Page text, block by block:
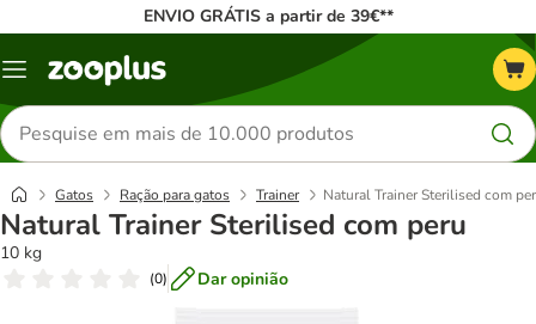
ENVIO GRÁTIS a partir de 39€**
Menu
Pesquisar
produtos
Gatos Ração para gatos Trainer Natural Trainer Sterilised com
Natural Trainer Sterilised com peru
10 kg
(0) Dar opinião